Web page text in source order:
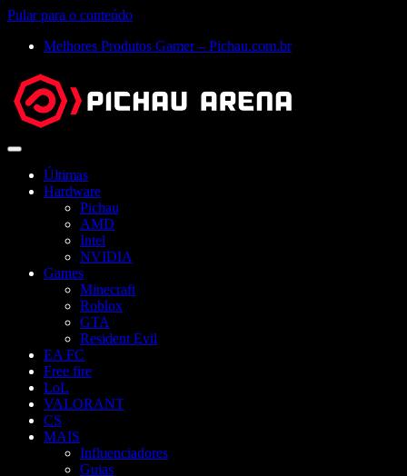
Pular para o conteúdo
Melhores Produtos Gamer – Pichau.com.br
Abrir
Últimas
Hardware
Pichau
AMD
Intel
NVIDIA
Games
Minecraft
Roblox
GTA
Resident Evil
EA FC
Free fire
LoL
VALORANT
CS
MAIS
Influenciadores
Guias